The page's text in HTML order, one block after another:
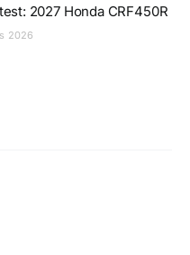
2027 Honda CRF450R
2026